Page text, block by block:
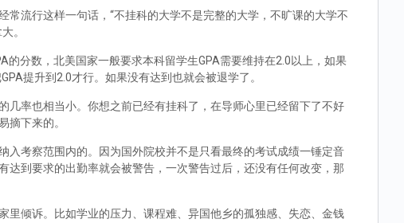
流行这样一句话，“不挂科的大学不是完整的大学，不旷课的大学不
。
分数，北美国家一般要求本科留学生GPA需要维持在2.0以上，如果
提升到2.0才行。如果没有达到也就会被退学了。
率也相当小。你想之前已经有挂科了，在导师心里已经留下了不好
摘下来的。
入考察范围内的。因为国外院校并不是只看最终的考试成绩一锤定音
到要求的出勤率就会被警告，一次警告过后，还没有任何改变，那
倾诉。比如学业的压力、课程难、异国他乡的孤独感、失恋、金钱